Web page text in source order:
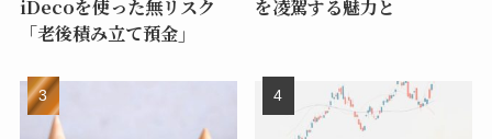
iDecoを使った無リスク
「老後積み立て預金」
を凌駕する魅力と